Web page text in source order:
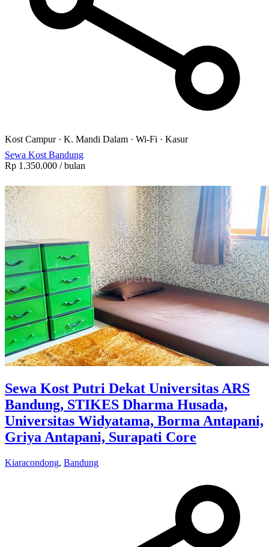
Kost Campur· K. Mandi Dalam · Wi-Fi · Kasur
Sewa Kost Bandung
Rp 1.350.000 / bulan
Sewa Kost Putri Dekat Universitas ARS
Bandung, STIKES Dharma Husada,
Universitas Widyatama, Borma Antapani,
Griya Antapani, Surapati Core
Kiaracondong, Bandung